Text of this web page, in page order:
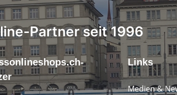
Partner seit 1996
Links
Medien &